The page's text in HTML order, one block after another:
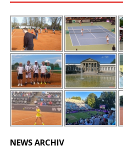
NEWS ARCHIV